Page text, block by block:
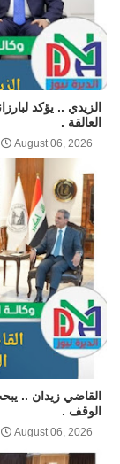
الزيدي .. يؤكد
العالقة .
August 06, 2026
القاضي زيدان ..
الوقف .
August 06, 2026